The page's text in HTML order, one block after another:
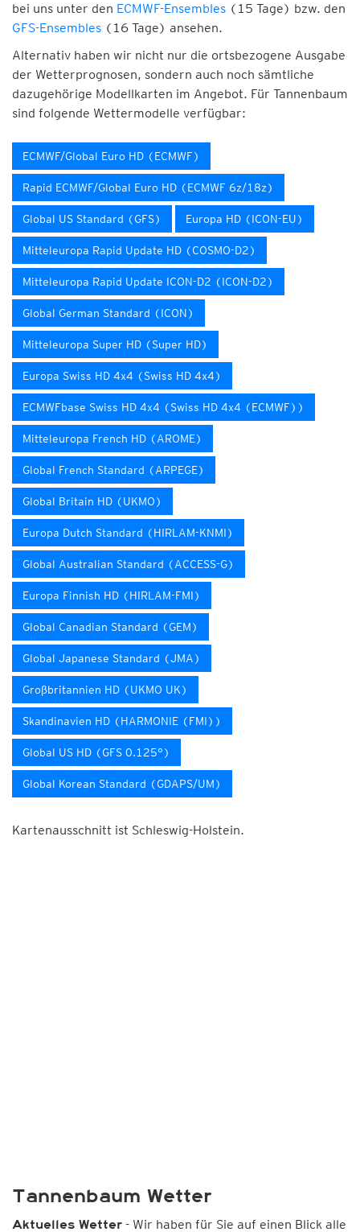
bei uns unter den ECMWF-Ensembles (15 Tage) bzw. den
GFS-Ensembles (16 Tage) ansehen.
Alternativ haben wir nicht nur die ortsbezogene Ausgabe
der Wetterprognosen, sondern auch noch sämtliche
dazugehörige Modellkarten im Angebot. Für Tannenbaum
sind folgende Wettermodelle verfügbar:
ECMWF/Global Euro HD (ECMWF)
Rapid ECMWF/Global Euro HD (ECMWF 6z/18z)
Global US Standard (GFS) Europa HD (ICON-EU)
Mitteleuropa Rapid Update HD (COSMO-D2)
Mitteleuropa Rapid Update ICON-D2 (ICON-D2)
Global German Standard (ICON)
Mitteleuropa Super HD (Super HD)
Europa Swiss HD 4x4 (Swiss HD 4x4)
ECMWFbase Swiss HD 4x4 (Swiss HD 4x4 (ECMWF))
Mitteleuropa French HD (AROME)
Global French Standard (ARPEGE)
Global Britain HD (UKMO)
Europa Dutch Standard (HIRLAM-KNMI)
Global Australian Standard (ACCESS-G)
Europa Finnish HD (HIRLAM-FMI)
Global Canadian Standard (GEM)
Global Japanese Standard (JMA)
Großbritannien HD (UKMO UK)
Skandinavien HD (HARMONIE (FMI))
Global US HD (GFS 0.125°)
Global Korean Standard (GDAPS/UM)
Kartenausschnitt ist Schleswig-Holstein.
Tannenbaum Wetter
Aktuelles Wetter - Wir haben für Sie auf einen Blick alle